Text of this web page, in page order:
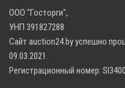
ООО "Госторги",
УНП 391827288
Сайт auction24.by успешно
09.03.2021.
Регистрационный номер: